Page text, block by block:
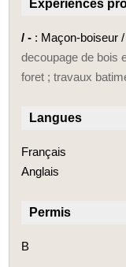
Expériences
/ - : Maçon-boiseur
decoupage de bois
foret ; travaux
Langues
Français
Anglais
Permis
B